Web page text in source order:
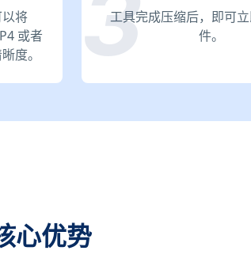
将
或者
度。
工具完成压缩后，即可
件。
心优势